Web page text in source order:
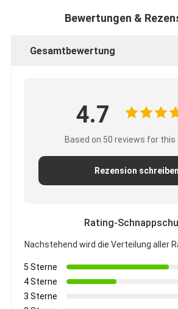
Bewertungen &
Gesamtbewertung
4.7
Based on 50 reviews for this
Rezension schreiben
Rating-
Nachstehend wird die Verteilung aller
5 Sterne
4 Sterne
3 Sterne